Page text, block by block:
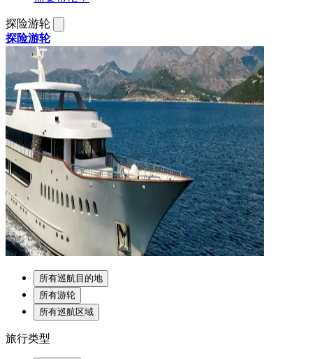
探险游轮
探险游轮
所有巡航目的地
所有游轮
所有巡航区域
旅行类型